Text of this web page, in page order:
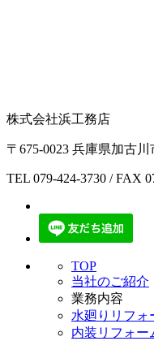
株式会社浜工務店
〒675-0023 兵庫県加古
TEL 079-424-3730 / FAX
TOP
当社のご紹介
業務内容
水廻りリフォ
内装リフォー